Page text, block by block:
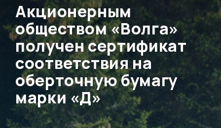
Акционерным
обществом «Волга»
получен сертификат
соответствия на
оберточную бумагу
марки «Д»